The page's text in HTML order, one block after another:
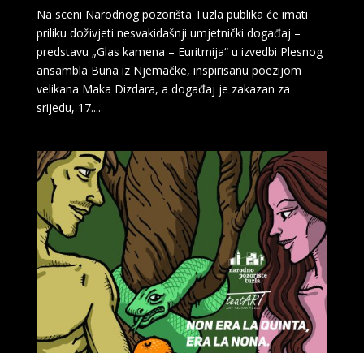
Na sceni Narodnog pozorišta Tuzla publika će imati
priliku doživjeti nesvakidašnji umjetnički događaj –
predstavu „Glas kamena – Euritmija“ u izvedbi Plesnog
ansambla Buna iz Njemačke, inspirisanu poezijom
velikana Maka Dizdara, a događaj je zakazan za
srijedu, 17....